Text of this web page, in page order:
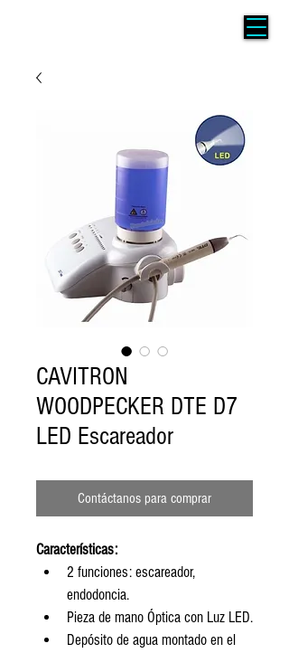
CAVITRON
WOODPECKER DTE D7
LED Escareador
Contáctanos para comprar
Características:
2 funciones: escareador,
endodoncia.
Pieza de mano Óptica con Luz LED.
Depósito de agua montado en el